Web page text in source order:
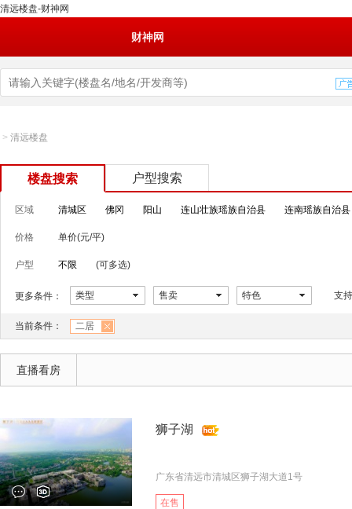
清远楼盘-财神网
财神网
> 清远楼盘
楼盘搜索 户型搜索
区域 清城区 佛冈 阳山 连山壮族瑶族自治县 连南瑶族自治县
价格 单价(元/平)
户型 不限 (可多选)
更多条件： 类型 售卖 特色 支
当前条件： 二居
直播看房
狮子湖
广东省清远市清城区狮子湖大道1号
在售